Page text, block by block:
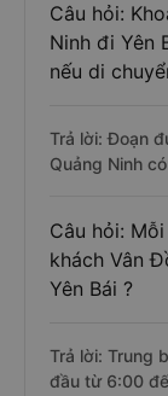
Câu hỏi:
Ninh đi Yên
nếu di
Trả lời: Đoạn
Quảng Ninh
Câu hỏi:
khách Vân
Yên Bái ?
Trả lời: Trung
đầu từ 6:00